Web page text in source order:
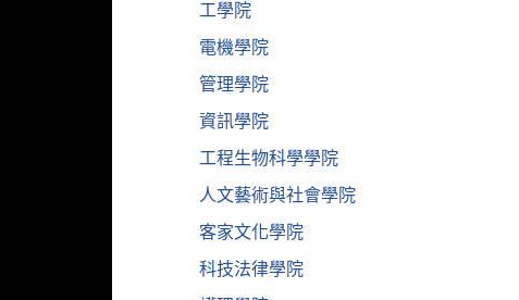
工學院
電機學院
管理學院
資訊學院
工程生物科學學院
人文藝術與社會學院
客家文化學院
科技法律學院